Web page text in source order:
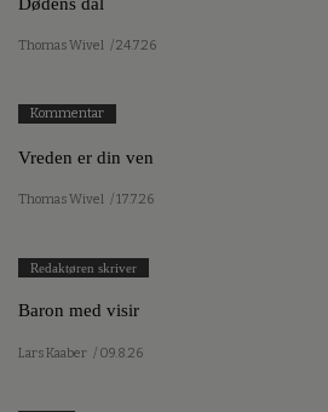
Thomas Wivel / 24.7.26
Kommentar
Vreden er din ven
Thomas Wivel / 17.7.26
Redaktøren skriver
Baron med visir
Lars Kaaber / 09.8.26